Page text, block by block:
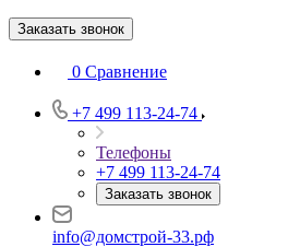
Заказать звонок
0 Сравнение
+7 499 113-24-74
Телефоны
+7 499 113-24-74
Заказать звонок
info@домстрой-33.рф